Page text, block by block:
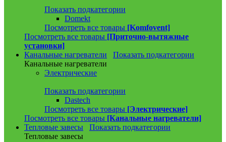
Показать подкатегории
Domekt
Посмотреть все товары [Komfovent]
Посмотреть все товары [Приточно-вытяжные
установки]
Канальные нагреватели
Показать подкатегории
Канальные нагреватели
Электрические
Показать подкатегории
Dastech
Посмотреть все товары [Электрические]
Посмотреть все товары [Канальные нагреватели]
Тепловые завесы
Показать подкатегории
Тепловые завесы